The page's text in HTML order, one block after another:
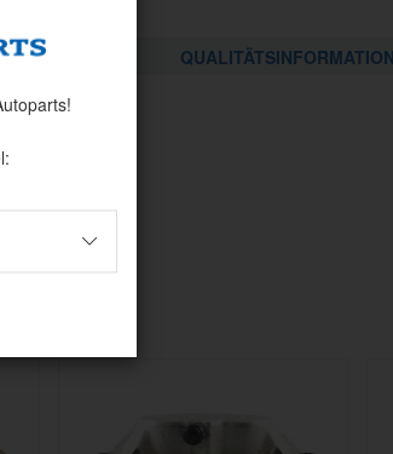
QUALITÄTSINFORMATION